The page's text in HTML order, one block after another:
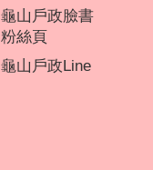
龜山戶政臉書
粉絲頁
龜山戶政Line